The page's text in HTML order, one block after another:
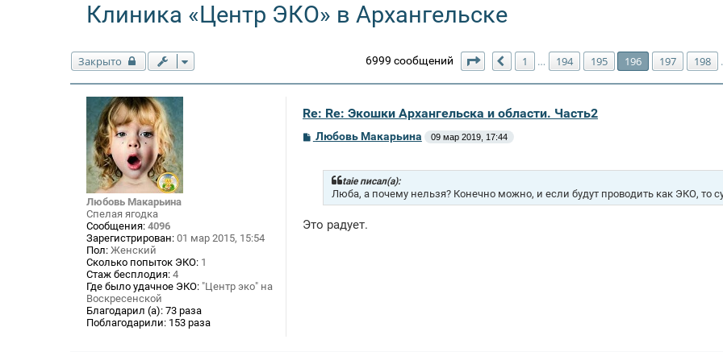
Клиника «Центр ЭКО» в Архангельске
Закрыто 6999 сообщений Страница 196 из200
Пред.
1 … 194 195 196 197 198
Любовь Макарьина
Спелая ягодка
Сообщения: 4096
Зарегистрирован: 01 мар 2015, 15:54
Пол: Женский
Сколько попыток ЭКО: 1
Стаж бесплодия: 4
Где было удачное ЭКО: "Центр эко" на
Воскресенской
Благодарил (а): 73 раза
Поблагодарили: 153 раза
Re: Re: Экошки Архангельска и области. Часть2
С
е
Любовь Макарьина 09 мар 2019, 17:44
taie писал(а):
Люба, а почему нельзя? Конечно можно, и если будут проводить как ЭКО, то
Это радует.